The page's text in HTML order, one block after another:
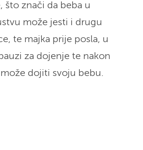
što znači da beba u
može jesti i drugu
te majka prije posla, u
za dojenje te nakon
dojiti svoju bebu.